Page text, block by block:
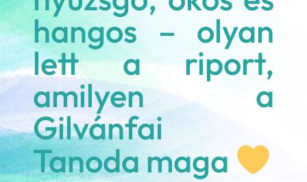
hangos – olyan
lett a riport,
amilyen a
Gilvánfai
Tanoda maga